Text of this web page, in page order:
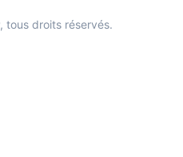
tous droits réservés.